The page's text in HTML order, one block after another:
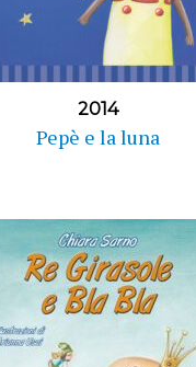
2014
Pepè e la luna